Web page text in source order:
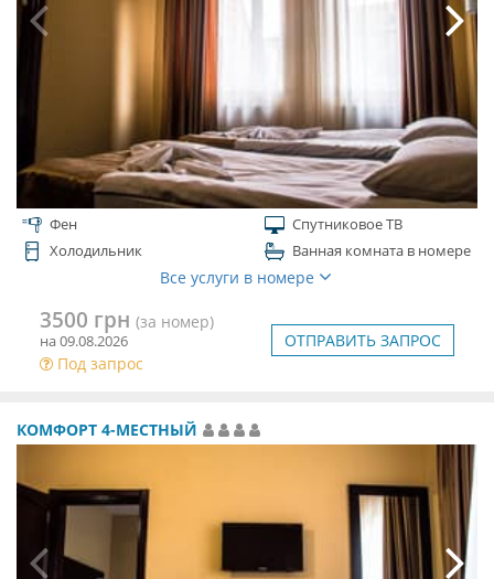
Фен
Спутниковое ТВ
Холодильник
Ванная комната в номере
Все услуги в номере
3500 грн (за номер)
на 09.08.2026
Под запрос
ОТПРАВИТЬ ЗАПРОС
КОМФОРТ 4-МЕСТНЫЙ